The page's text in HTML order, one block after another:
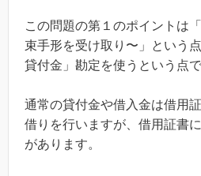
この問題の第１のポイントは
束手形を受け取り〜」という
貸付金」勘定を使うという点で
通常の貸付金や借入金は借用
借りを行いますが、借用証書
があります。